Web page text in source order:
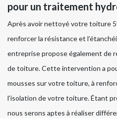
pour un traitement
Après avoir nettoyé votre toiture
renforcer la résistance et
entreprise propose également de
de toiture. Cette intervention a
mousses sur votre toiture, à
l’isolation de votre toiture. Étant
nous serons aptes à réaliser